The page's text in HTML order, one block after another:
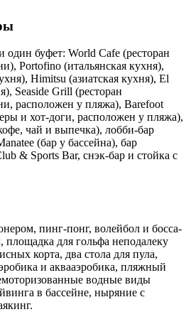
один буфет: World Cafe (ресторан
Portofino (итальянская кухня),
Himitsu (азиатская кухня), El
Seaside Grill (ресторан
расположен у пляжа), Barefoot
и хот-доги, расположен у пляжа),
чай и выпечка), лобби-бар
(бар у бассейна), бар
& Sports Bar, снэк-бар и стойка с
пинг-понг, волейбол и босса-
для гольфа неподалеку
корта, два стола для пула,
и аквааэробика, пляжный
водные виды
в бассейне, ныряние с